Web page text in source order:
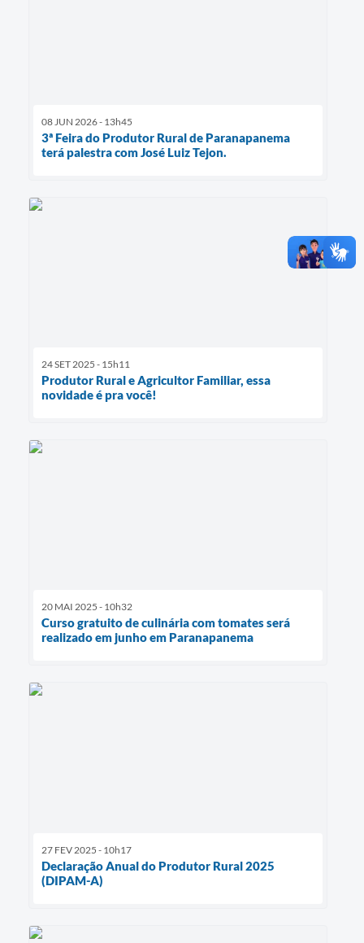
08 JUN 2026 - 13h45
3ª Feira do Produtor Rural de Paranapanema
terá palestra com José Luiz Tejon.
24 SET 2025 - 15h11
Produtor Rural e Agricultor Familiar, essa
novidade é pra você!
20 MAI 2025 - 10h32
Curso gratuito de culinária com tomates será
realizado em junho em Paranapanema
27 FEV 2025 - 10h17
Declaração Anual do Produtor Rural 2025
(DIPAM-A)